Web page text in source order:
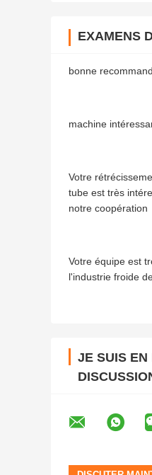
EXAMENS
bonne
machine
Votre
tube est très
notre coopération
Votre équipe est
l'industrie froide
JE SUIS EN